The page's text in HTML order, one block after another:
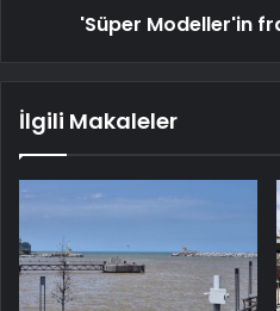
'Süper Modeller'in
İlgili Makaleler